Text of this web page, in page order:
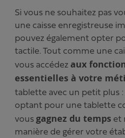
Si vous ne souhaitez pas
une caisse enregistreuse
pouvez également opter
tactile. Tout comme une
vous accédez aux
essentielles à votre
tablette avec un petit plus :
optant pour une tablette
vous gagnez du temps et
manière de gérer votre